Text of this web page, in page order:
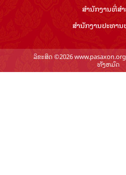
ສຳ​ນັກ​ງານ​ທີ່​ສ
ສຳ​ນັກ​ງານ​ປະ​ທານ​
ລິຂະສິດ ©2026
ທັງຫມົດ